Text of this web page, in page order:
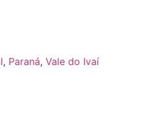
, Paraná, Vale do Ivaí